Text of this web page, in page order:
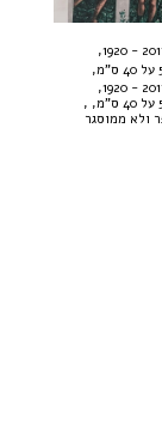
יוסל ברגנר, 2017 - 1920,
ליטוגרפיה, 59 על 40 ס"מ,
ולא ממוסגר
יוסל ברגנר, 2017 - 1920,
ליטוגרפיה, 59 על 40 ס"מ, ,
ולא ממוסגר